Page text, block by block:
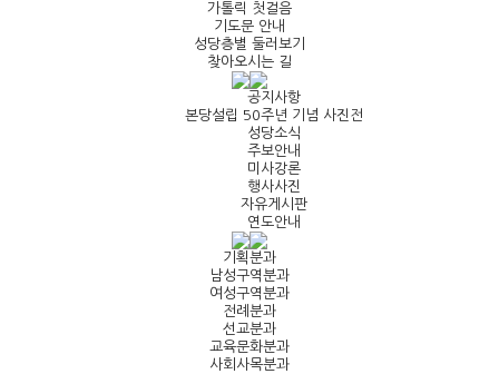
가톨릭 첫걸음
기도문 안내
성당층별 둘러보기
찾아오시는 길
공지사항
본당설립 50주년 기념 사진전
성당소식
주보안내
미사강론
행사사진
자유게시판
연도안내
기획분과
남성구역분과
여성구역분과
전례분과
선교분과
교육문화분과
사회사목분과